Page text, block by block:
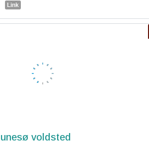
Link
voldsted